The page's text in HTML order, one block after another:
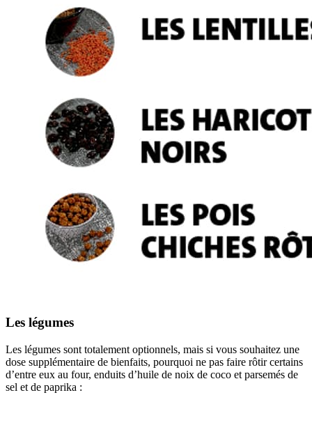
Les légumes
Les légumes sont totalement optionnels, mais si vous souhaitez une
dose supplémentaire de bienfaits, pourquoi ne pas faire rôtir certains
d’entre eux au four, enduits d’huile de noix de coco et parsemés de
sel et de paprika :